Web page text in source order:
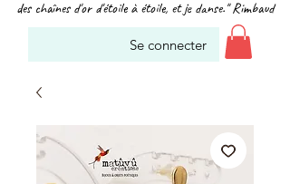
des chaînes d'or d'étoile à étoile, et je danse." Rimbaud
Se connecter